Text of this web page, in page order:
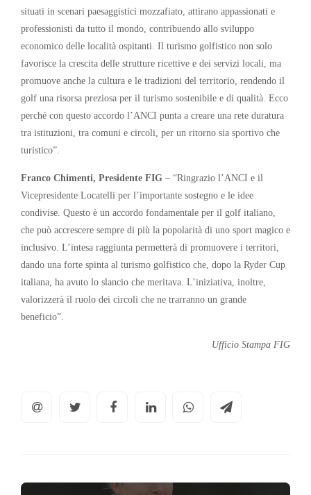
situati in scenari paesaggistici mozzafiato, attirano appassionati e
professionisti da tutto il mondo, contribuendo allo sviluppo
economico delle località ospitanti. Il turismo golfistico non solo
favorisce la crescita delle strutture ricettive e dei servizi locali, ma
promuove anche la cultura e le tradizioni del territorio, rendendo il
golf una risorsa preziosa per il turismo sostenibile e di qualità. Ecco
perché con questo accordo l’ANCI punta a creare una rete duratura
tra istituzioni, tra comuni e circoli, per un ritorno sia sportivo che
turistico”.
Franco Chimenti, Presidente FIG – “Ringrazio l’ANCI e il
Vicepresidente Locatelli per l’importante sostegno e le idee
condivise. Questo è un accordo fondamentale per il golf italiano,
che può accrescere sempre di più la popolarità di uno sport magico e
inclusivo. L’intesa raggiunta permetterà di promuovere i territori,
dando una forte spinta al turismo golfistico che, dopo la Ryder Cup
italiana, ha avuto lo slancio che meritava. L’iniziativa, inoltre,
valorizzerà il ruolo dei circoli che ne trarranno un grande
beneficio”.
Ufficio Stampa FIG